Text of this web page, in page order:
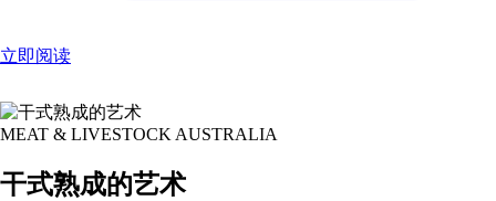
立即阅读
MEAT & LIVESTOCK AUSTRALIA
干式熟成的艺术